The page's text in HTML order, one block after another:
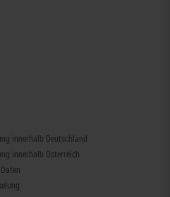
innerhalb Deutschland
innerhalb Österreich